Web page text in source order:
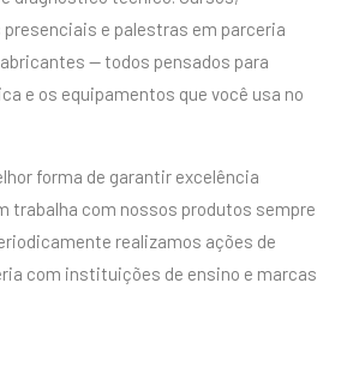
e palestras em parceria
— todos pensados para
e os equipamentos que você usa no
forma de garantir excelência
trabalha com nossos produtos sempre
realizamos ações de
com instituições de ensino e marcas